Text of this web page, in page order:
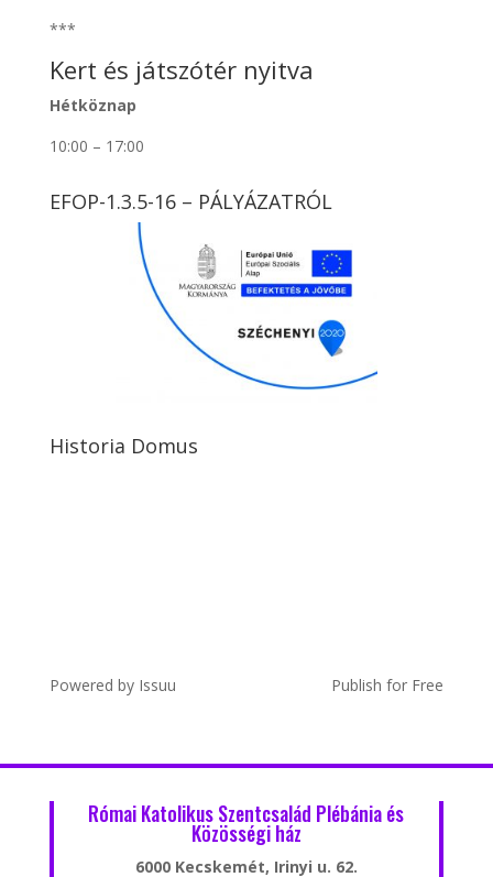
***
Kert és játszótér nyitva
Hétköznap
10:00 – 17:00
EFOP-1.3.5-16 – PÁLYÁZATRÓL
Historia Domus
Powered by Issuu Publish for Free
Római Katolikus Szentcsalád Plébánia és
Közösségi ház
6000 Kecskemét, Irinyi u. 62.